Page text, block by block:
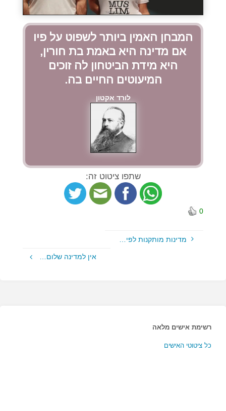
המבחן האמין ביותר לשפוט על פיו
אם מדינה היא באמת בת חורין,
היא מידת הביטחון לה זוכים
המיעוטים החיים בה.
לורד אקטון
שתפו ציטוט זה:
0
מדינות מותקנות לפי…
אין למדינה שלום…
רשימת אישים מלאה
כל ציטוטי האישים